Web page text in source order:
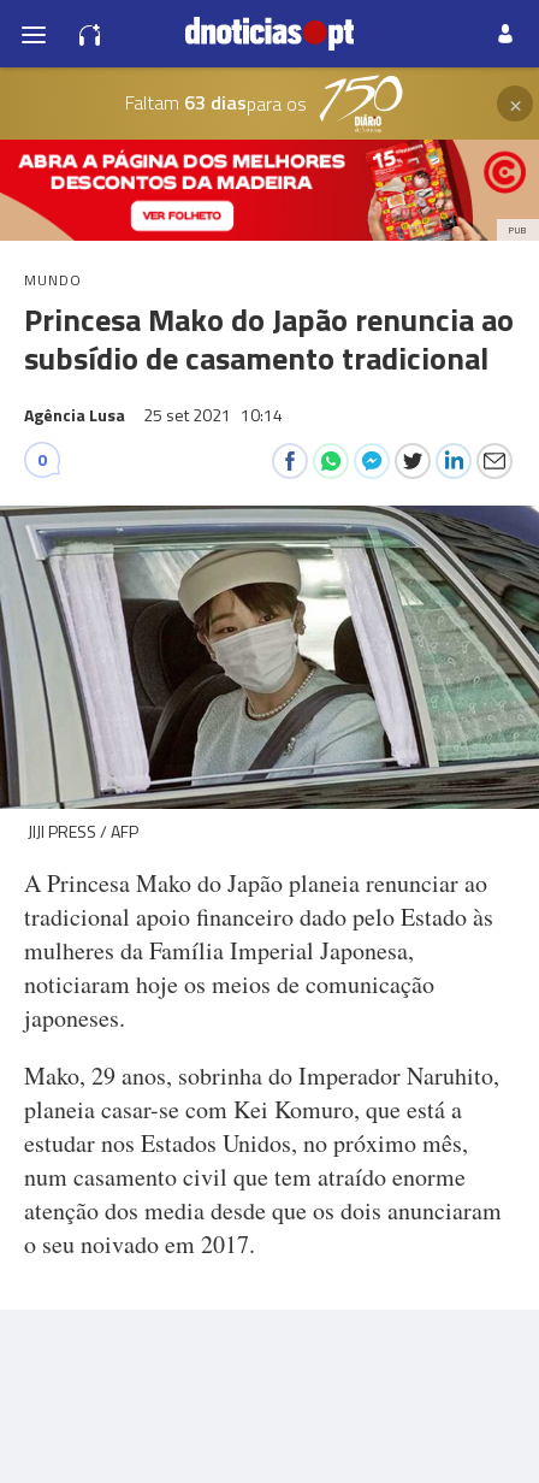
Faltam 63 diaspara os ×
PUB
MUNDO
Princesa Mako do Japão renuncia ao
subsídio de casamento tradicional
Agência Lusa 25 set 2021 10:14
0
JIJI PRESS / AFP
A Princesa Mako do Japão planeia renunciar ao
tradicional apoio financeiro dado pelo Estado às
mulheres da Família Imperial Japonesa,
noticiaram hoje os meios de comunicação
japoneses.
Mako, 29 anos, sobrinha do Imperador Naruhito,
planeia casar-se com Kei Komuro, que está a
estudar nos Estados Unidos, no próximo mês,
num casamento civil que tem atraído enorme
atenção dos media desde que os dois anunciaram
o seu noivado em 2017.